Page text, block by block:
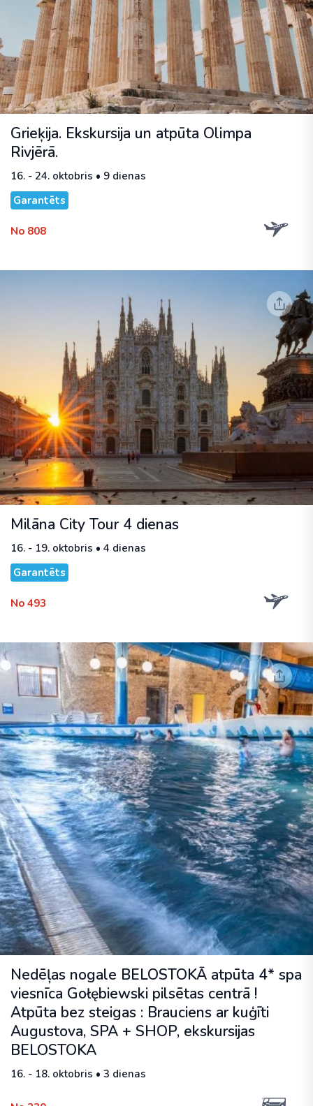
Grieķija. Ekskursija un atpūta Olimpa
Rivjērā.
16. - 24. oktobris • 9 dienas
Garantēts
No 808
Milāna City Tour 4 dienas
16. - 19. oktobris • 4 dienas
Garantēts
No 493
Nedēļas nogale BELOSTOKĀ atpūta 4* spa
viesnīca Gołębiewski pilsētas centrā !
Atpūta bez steigas : Brauciens ar kuģīti
Augustova, SPA + SHOP, ekskursijas
BELOSTOKA
16. - 18. oktobris • 3 dienas